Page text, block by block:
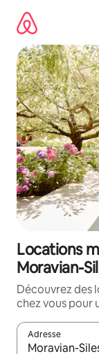
directement
contenu
Locations
Moravian-
Découvrez des
chez vous pour
Adresse
Lorsque les